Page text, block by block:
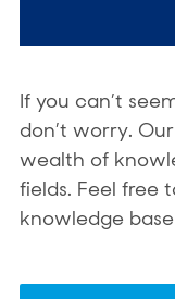
If you can’t
don’t worry.
wealth of
fields. Feel free
knowledge